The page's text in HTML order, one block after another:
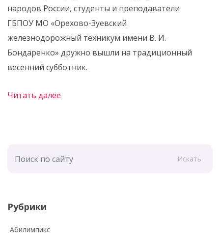
народов России, студенты и преподаватели
ГБПОУ МО «Орехово-Зуевский
железнодорожный техникум имени В. И.
Бондаренко» дружно вышли на традиционный
весенний субботник.
Читать далее
Искать
Рубрики
Абилимпикс